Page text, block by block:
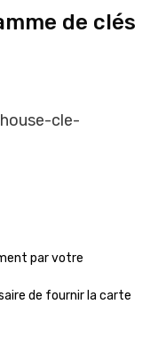
de clés
par votre
de fournir la carte